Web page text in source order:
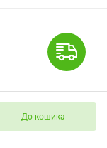
До кошика